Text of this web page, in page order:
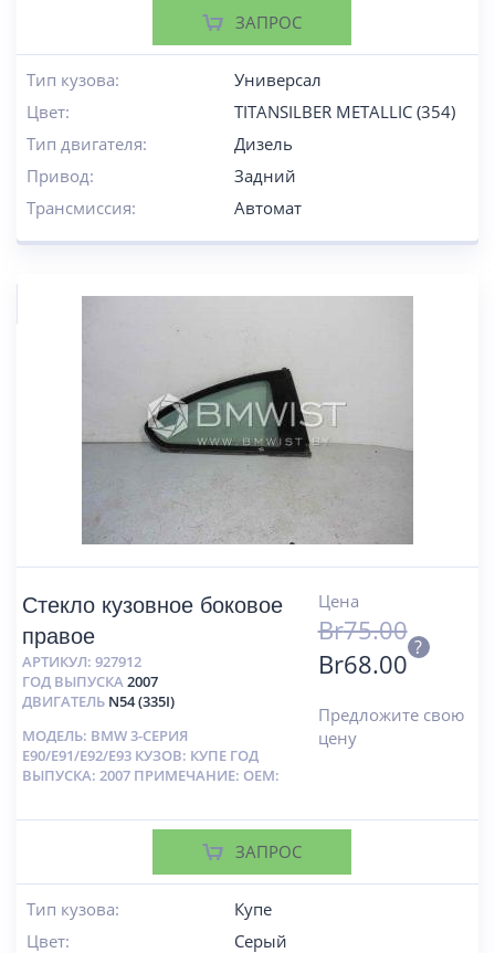
ЗАПРОС
Тип кузова:
Универсал
Цвет:
TITANSILBER METALLIC (354)
Тип двигателя:
Дизель
Привод:
Задний
Трансмиссия:
Автомат
Стекло кузовное боковое
правое
АРТИКУЛ: 927912
ГОД ВЫПУСКА2007
ДВИГАТЕЛЬ N54 (335I)
МОДЕЛЬ: BMW 3-СЕРИЯ
E90/E91/E92/E93 КУЗОВ: КУПЕ ГОД
ВЫПУСКА: 2007 ПРИМЕЧАНИЕ: OEM:
Цена
Br75.00
Br68.00
?
Предложите свою
цену
ЗАПРОС
Тип кузова:
Купе
Цвет:
Серый